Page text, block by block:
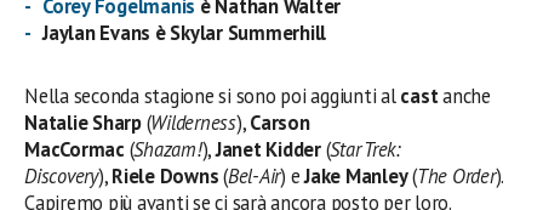
Corey Fogelmanis è Nathan Walter
Jaylan Evans è Skylar Summerhill
Nella seconda stagione si sono poi aggiunti alcastanche
Natalie Sharp(Wilderness),Carson
MacCormac (Shazam!),Janet Kidder(Star Trek:
Discovery),Riele Downs(Bel-Air) eJake Manley(The Order).
Capiremo più avanti se ci sarà ancora posto per loro.